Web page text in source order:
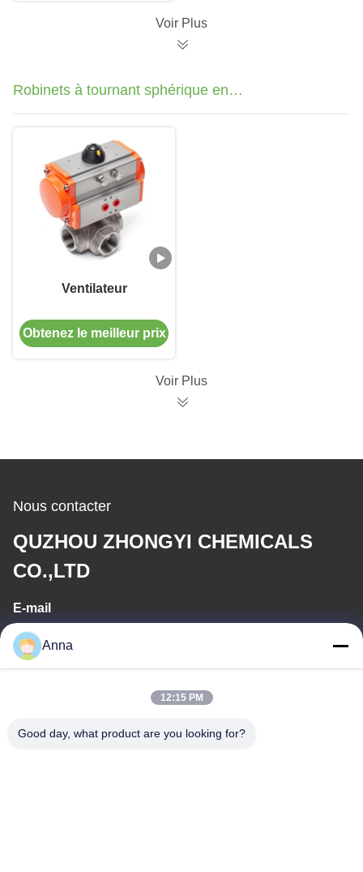
Voir Plus
Robinets à tournant sphérique en
acier
Ventilateur
Obtenez le meilleur prix
Voir Plus
Nous contacter
QUZHOU ZHONGYI CHEMICALS
CO.,LTD
E-mail
wfmbeide@163.com
Notre adresse
Anna
12:15 PM
Good day, what product are you looking for?